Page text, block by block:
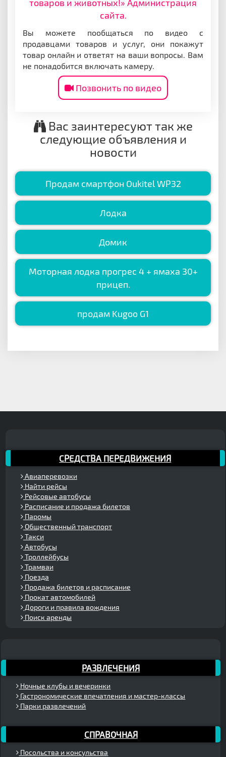
товаров и животных!» Администрация
сайта.
Вы можете пообщаться по видео с
продавцами товаров и услуг, они покажут
товар онлайн и ответят на ваши вопросы. Вам
не понадобится включать камеру.
Позвонить по видео
Вас заинтересуют так же
следующие объявления и
новости
Продам смартфон Oukitel WP32
Лодка
Домик
Моторная лодка прогрес 4 + ямаха 30+
прицеп.
продам Kugoo G1
СРЕДСТВА ПЕРЕДВИЖЕНИЯ
Авиаперевозки
Найти рейсы
Рейсовые автобусы
Расписание и продажа билетов
Паромы
Общественный транспорт
Такси
Автобусы
Троллейбусы
Трамваи
Поезда
Продажа билетов и расписание
Прокат автомобилей
Дороги и правила вождения
Поиск аренды
РАЗВЛЕЧЕНИЯ
Ночные клубы и вечеринки
Гастрономические впечатления и мастер-классы
Парки развлечений
СПРАВОЧНАЯ
Посольства и консульства